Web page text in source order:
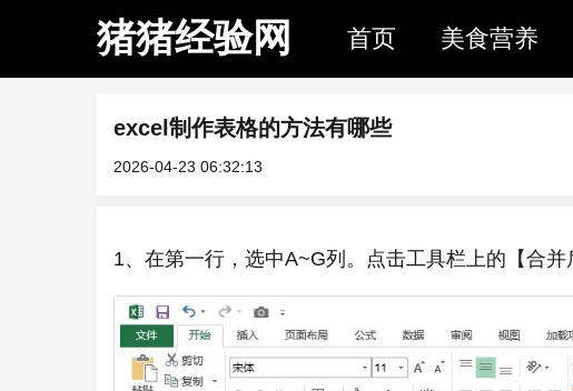
猪猪经验网 首页 美食营养
excel制作表格的方法有哪些
2026-04-23 06:32:13
1、在第一行，选中A~G列。点击工具栏上的【合并